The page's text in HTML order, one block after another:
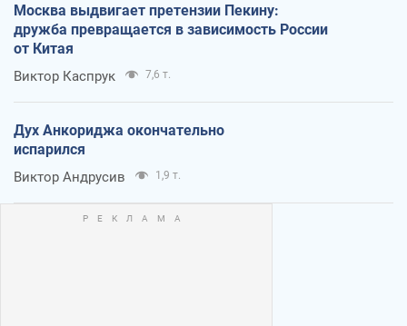
Москва выдвигает претензии Пекину:
дружба превращается в зависимость России
от Китая
Виктор Каспрук 7,6 т.
Дух Анкориджа окончательно
испарился
Виктор Андрусив 1,9 т.